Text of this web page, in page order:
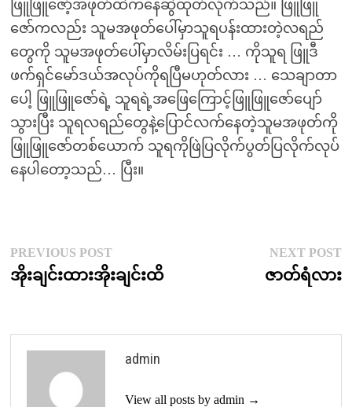
ဖြူဖြူဇော့်အဖုတ်ထဲကနေဆွဲထုတ်လိုက်သည်။ ဖြူဖြူ
ဇော်ကလည်း သူမအဖုတ်ပေါ်မှာသူရပန်းထားတဲ့လရည်
တွေကို သူမအဖုတ်ပေါ်မှာလိမ်းပြရင်း … ကိုသူရ ဖြူဒီ
ဖက်ရှင်မော်ဒယ်အလုပ်ကိုရပြီမဟုတ်လား … သေချာတာ
ပေါ့ ဖြူဖြူဇော်ရဲ့ သူရရဲ့အဖြေကြောင့်ဖြူဖြူဇော်ပျော်
သွားပြီး သူရလရည်တွေနဲ့ပြောင်လက်နေတဲ့သူမအဖုတ်ကို
ဖြူဖြူဇော်တစ်ယောက် သူရကိုဖြဲပြလိုက်ပွတ်ပြလိုက်လုပ်
နေပါတော့သည်… ပြီး။
Post
navigation
PREVIOUS POSTPrevious
post:
အိုးချင်းထားအိုးချင်းထိ
NEXT POST
ဇာတ်ရံလား
admin
View all posts by admin →